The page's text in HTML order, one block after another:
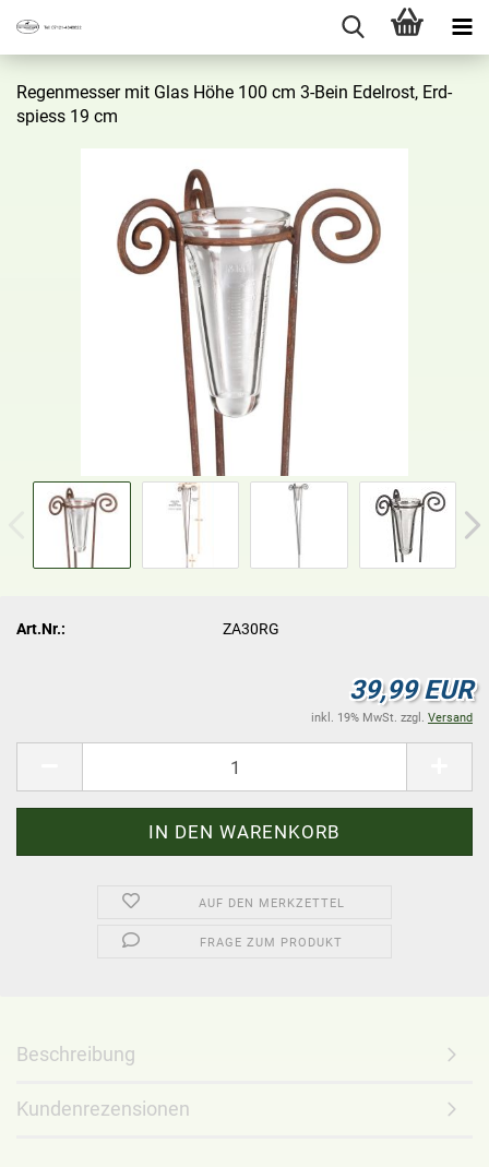
Re­gen­mes­ser mit Glas Höhe 100 cm 3-​Bein Edel­rost, Erd­
spiess 19 cm
Art.Nr.: ZA30RG
39,99 EUR
inkl. 19% MwSt. zzgl. Versand
AUF DEN MERKZETTEL
FRAGE ZUM PRODUKT
Beschreibung
Kundenrezensionen